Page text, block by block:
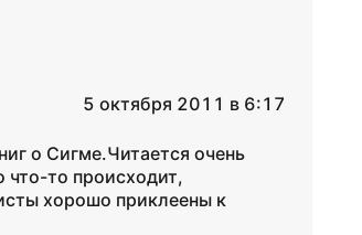
5 октября 2011 в 6:17
о Сигме.Читается очень
что-то происходит,
хорошо приклеены к